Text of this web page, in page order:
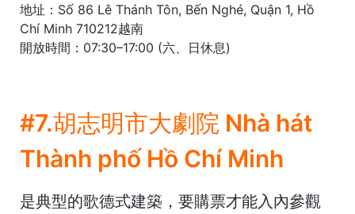
地址：Số 86 Lê Thánh Tôn, Bến Nghé, Quận 1, Hồ
Chí Minh 710212越南
開放時間：07:30–17:00 (六、日休息)
#7.胡志明市大劇院 Nhà hát
Thành phố Hồ Chí Minh
是典型的歌德式建築，要購票才能入內參觀